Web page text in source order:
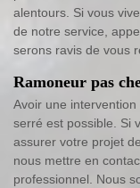
alentours. Si vous
de notre service,
serons ravis de vous
Ramoneur pas
Avoir une
serré est possible. Si
assurer votre projet
nous mettre en
professionnel. Nous